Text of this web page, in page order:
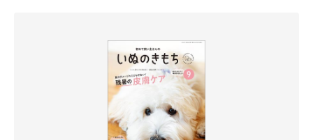
というブランドを立ち上げる。
ブログ「Another Days」